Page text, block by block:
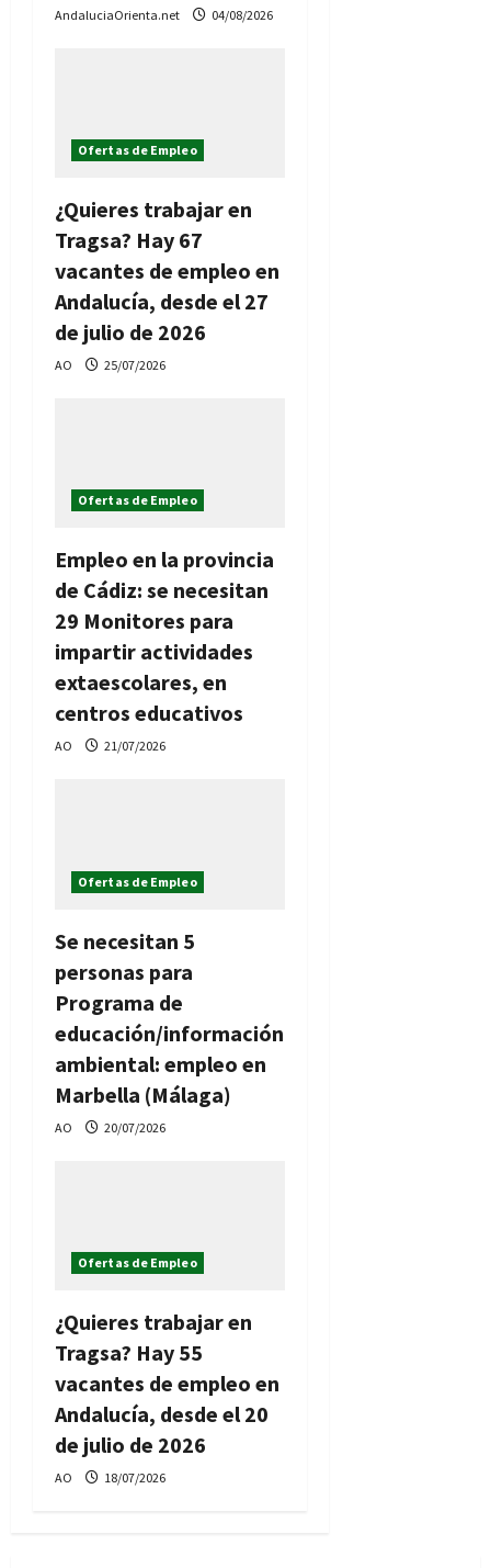
AndaluciaOrienta.net 04/08/2026
Ofertas de Empleo
¿Quieres trabajar en
Tragsa? Hay 67
vacantes de empleo en
Andalucía, desde el 27
de julio de 2026
AO 25/07/2026
Ofertas de Empleo
Empleo en la provincia
de Cádiz: se necesitan
29 Monitores para
impartir actividades
extaescolares, en
centros educativos
AO 21/07/2026
Ofertas de Empleo
Se necesitan 5
personas para
Programa de
educación/información
ambiental: empleo en
Marbella (Málaga)
AO 20/07/2026
Ofertas de Empleo
¿Quieres trabajar en
Tragsa? Hay 55
vacantes de empleo en
Andalucía, desde el 20
de julio de 2026
AO 18/07/2026